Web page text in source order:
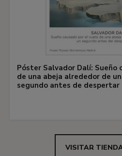
Póster Salvador Dalí: Sueño
de una abeja alrededor de
segundo antes de despertar
VISITAR